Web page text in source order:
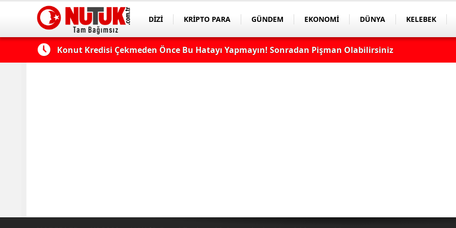
DİZİ KRİPTO PARA GÜNDEM EKONOMİ DÜNYA KELEBEK
Edilmeli? Konut Kredisi Çekmeden Önce Bu Hatayı Yapmayın! Sonradan Pişman Olabilirsiniz